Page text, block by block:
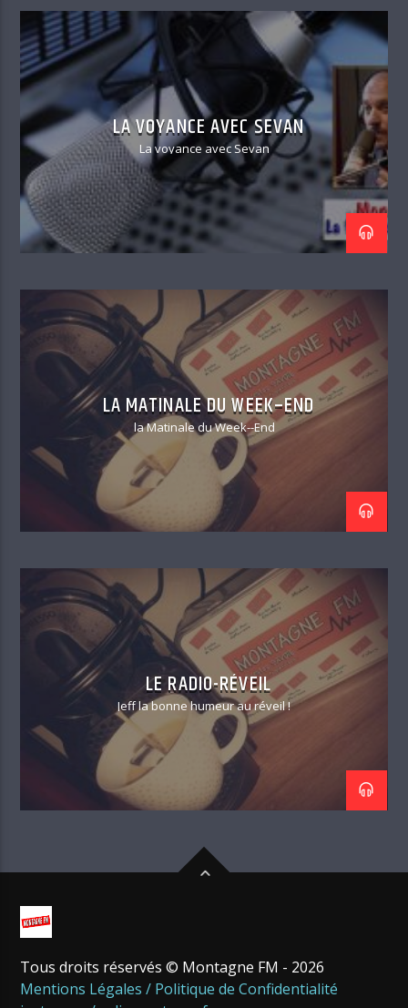
LA VOYANCE AVEC SEVAN
La voyance avec Sevan
LA MATINALE DU WEEK–END
la Matinale du Week--End
LE RADIO-RÉVEIL
Jeff la bonne humeur au réveil !
Tous droits réservés © Montagne FM - 2026
Mentions Légales / Politique de Confidentialité